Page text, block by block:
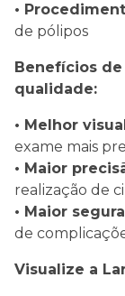
•
de pólipos
Benefícios
qualidade:
• Melhor
exame mais
• Maior
realização de
• Maior
de
Visualize a